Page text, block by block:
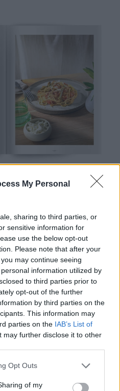
My Personal
sharing to third parties, or
sensitive information for
use the below opt-out
Please note that after your
may continue seeing
information utilized by
to third parties prior to
opt-out of the further
by third parties on the
This information may
parties on the IAB’s List of
may further disclose it to other
uses one or more Google
behaviour. You may click to
Opt Outs
of my
και
που θα θέλουμε να
λαχανικά, Πέννες
&
πικάντικο,
και σάλτσα
με σάλτσα καγιανά